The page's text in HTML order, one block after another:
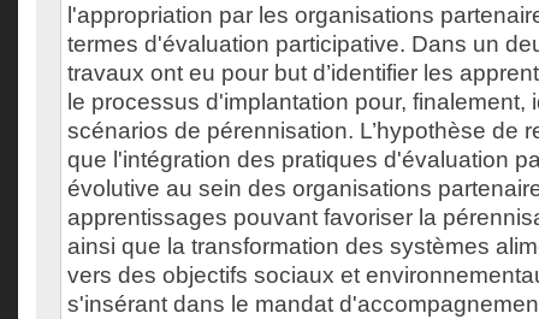
l'appropriation par les organisations
termes d'évaluation participative. Dans un
travaux ont eu pour but d’identifier les
le processus d'implantation pour, finalement,
scénarios de pérennisation. L’hypothèse de
que l'intégration des pratiques d'évaluation
évolutive au sein des organisations
apprentissages pouvant favoriser la
ainsi que la transformation des systèmes
vers des objectifs sociaux et
s'insérant dans le mandat